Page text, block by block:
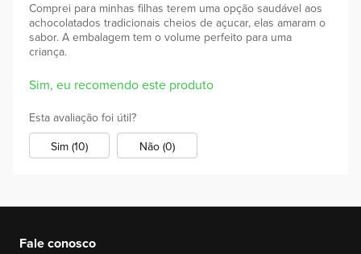
Comprei para minhas filhas terem uma opção saudável aos
achocolatados tradicionais cheios de açucar, elas amaram o
sabor. A embalagem tem o volume perfeito para uma
criança.
Sim, eu recomendo este produto
Esta avaliação foi útil?
Sim (10)
Não (0)
Fale conosco